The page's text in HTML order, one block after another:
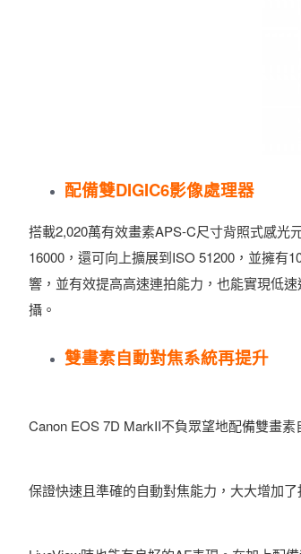
配備雙DIGIC6影像處理器
搭載2,020萬有效畫素APS-C尺寸背照式感光
16000，還可向上擴展到ISO 51200，並擁有
響，並有效提高高速連拍能力，也能實現低
攝。
雙畫素自動對焦系統再提升
Canon EOS 7D MarkII不負眾望地配備雙畫
保證快速且準確的自動對焦能力，大大增加